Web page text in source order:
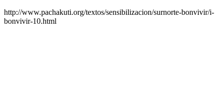
http://www.pachakuti.org/textos/sensibilizacion/surnorte-bonvivir/i-
bonvivir-10.html